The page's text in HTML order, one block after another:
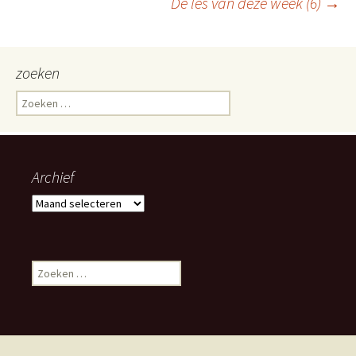
zoeken
Zoeken
naar:
Archief
Archief
Zoeken
naar: